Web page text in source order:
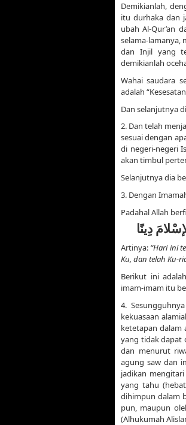
Demikianlah,
itu durhaka dan
ubah Al-Qur’an
selama-lamanya,
dan Injil yang
demikianlah
Wahai saudara
adalah
Dan selanjutnya
2. Dan telah
sesuai dengan
di negeri-negeri
akan timbul
Selanjutnya dia
3. Dengan
Padahal Allah
دِينًا
Artinya: “Hari ini
Ku, dan telah Ku-
Berikut ini
imam-imam itu
4.
kekuasaan
ketetapan dalam
yang tidak dapat
dan menurut
agung saw dan
jadikan
yang tahu
dihimpun dalam
pun, maupun
(Alhukumah